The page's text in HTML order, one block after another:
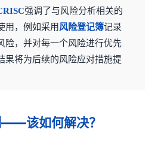
强调了与风险分析相关的
用，例如采用风险登记簿记录
险，并对每一个风险进行优先
果将为后续的风险应对措施提
该如何解决？